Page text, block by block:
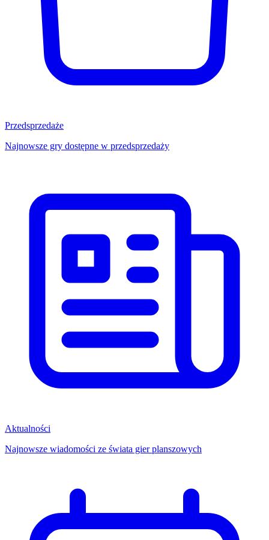
Przedsprzedaże
Najnowsze gry dostępne w przedsprzedaży
Aktualności
Najnowsze wiadomości ze świata gier planszowych